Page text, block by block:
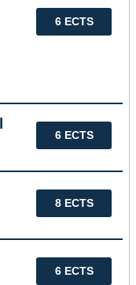
6 ECTS
6 ECTS
8 ECTS
6 ECTS